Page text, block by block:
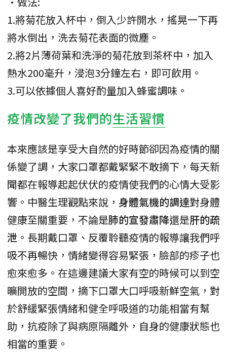
1.將菊花放入杯中，倒入少許開水，搖晃一下再
將水倒出，洗去菊花表面的微塵。
2.將2片薄荷葉和洗淨的菊花放到茶杯中，加入
熱水200毫升，浸泡3分鐘左右，即可飲用。
3.可以依據個人喜好酌量加入蜂蜜調味。
疫情改變了我們的生活習慣
本來應該是享受大自然的好時節卻因為疫情的關
係變了調，大家口罩都戴緊緊不敢摘下，每天新
聞都在報導起起伏伏的疫情使我們的心情大受影
響。中醫生理觀點來說， 身體氣機的調達對身體
健康至關重要，不論是肺的宣發肅降還是肝的疏
泄 。長期戴口罩、反覆聆聽疫情的報導讓我們呼
吸不再暢快，情緒變得容易緊張，臉部的疹子也
愈來愈多。在這邊建議大家有空的時候可以到空
曠開放的空間，摘下口罩大口呼吸新鮮空氣，對
於舒緩緊張情緒和健全呼吸道的功能相當有幫
助，抗疫除了與病原隔離外，自身的健康狀態也
相當的重要。